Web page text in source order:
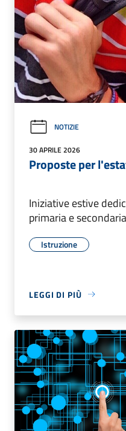
NOTIZIE
30 APRILE 2026
Proposte per
Iniziative estive
primaria e secondaria
Istruzione
LEGGI DI PIÙ